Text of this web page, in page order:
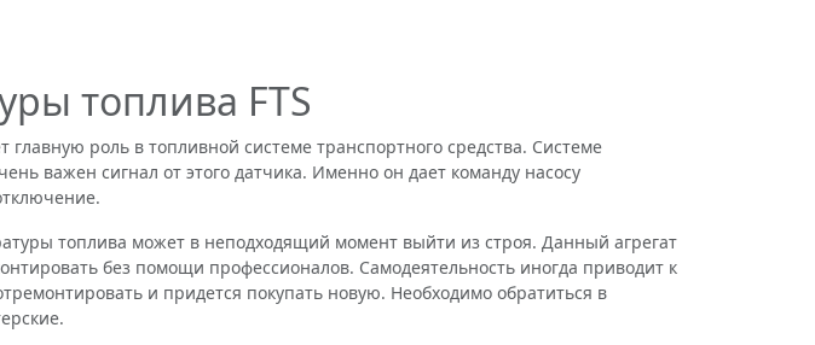
топлива FTS
роль в топливной системе транспортного средства. Системе
важен сигнал от этого датчика. Именно он дает команду насосу
топлива может в неподходящий момент выйти из строя. Данный агрегат
без помощи профессионалов. Самодеятельность иногда приводит к
и придется покупать новую. Необходимо обратиться в